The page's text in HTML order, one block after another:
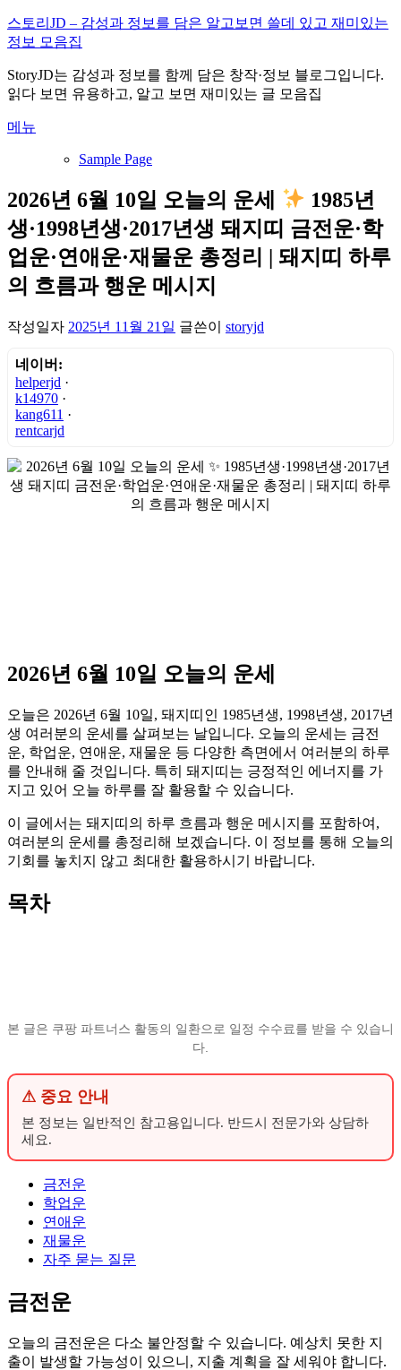
내
용
로
바
가
스토리JD – 감성과 정보를 담은 알고보면 쓸데 있고 재미있는
정보 모음집
StoryJD는 감성과 정보를 함께 담은 창작·정보 블로그입니다.
읽다 보면 유용하고, 알고 보면 재미있는 글 모음집
메뉴
Sample Page
2026년 6월 10일 오늘의 운세
1985년
생·1998년생·2017년생 돼지띠 금전운·학
업운·연애운·재물운 총정리 | 돼지띠 하루
의 흐름과 행운 메시지
작성일자 2025년 11월 21일 글쓴이 storyjd
네이버:
helperjd ·
k14970 ·
kang611 ·
rentcarjd
2026년 6월 10일 오늘의 운세
오늘은 2026년 6월 10일, 돼지띠인 1985년생, 1998년생, 2017년
생 여러분의 운세를 살펴보는 날입니다. 오늘의 운세는 금전
운, 학업운, 연애운, 재물운 등 다양한 측면에서 여러분의 하루
를 안내해 줄 것입니다. 특히 돼지띠는 긍정적인 에너지를 가
지고 있어 오늘 하루를 잘 활용할 수 있습니다.
이 글에서는 돼지띠의 하루 흐름과 행운 메시지를 포함하여,
여러분의 운세를 총정리해 보겠습니다. 이 정보를 통해 오늘의
기회를 놓치지 않고 최대한 활용하시기 바랍니다.
목차
본 글은 쿠팡 파트너스 활동의 일환으로 일정 수수료를 받을 수 있습니
다.
⚠ 중요 안내
본 정보는 일반적인 참고용입니다. 반드시 전문가와 상담하
세요.
금전운
학업운
연애운
재물운
자주 묻는 질문
금전운
오늘의 금전운은 다소 불안정할 수 있습니다. 예상치 못한 지
출이 발생할 가능성이 있으니, 지출 계획을 잘 세워야 합니다.